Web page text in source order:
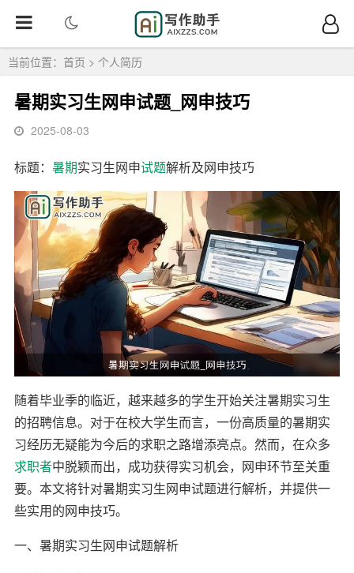
当前位置： 首页 > 个人简历
暑期实习生网申试题_网申技巧
2025-08-03
标题： 暑期实习生网申试题解析及网申技巧
随着毕业季的临近，越来越多的学生开始关注暑期实习生
的招聘信息。对于在校大学生而言，一份高质量的暑期实
习经历无疑能为今后的求职之路增添亮点。然而，在众多
求职者中脱颖而出，成功获得实习机会，网申环节至关重
要。本文将针对暑期实习生网申试题进行解析，并提供一
些实用的网申技巧。
一、暑期实习生网申试题解析